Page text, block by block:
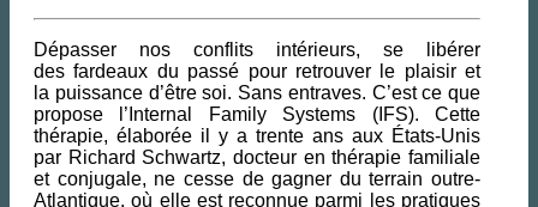
Dépasser nos conflits intérieurs, se libérer
des fardeaux du passé pour retrouver le plaisir et
la puissance d’être soi. Sans entraves. C’est ce que
propose l’Internal Family Systems (IFS). Cette
thérapie, élaborée il y a trente ans aux États-Unis
par Richard Schwartz, docteur en thérapie familiale
et conjugale, ne cesse de gagner du terrain outre-
Atlantique, où elle est reconnue parmi les pratiques